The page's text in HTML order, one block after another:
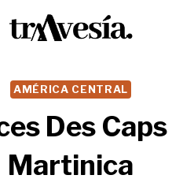
AMÉRICA CENTRAL
Des Caps
Martinica